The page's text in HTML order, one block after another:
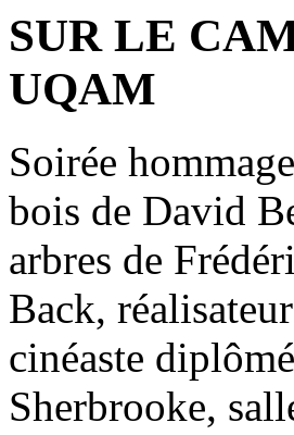
SUR LE
UQAM
Soirée
bois de David
arbres de
Back,
cinéaste
Sherbrooke,